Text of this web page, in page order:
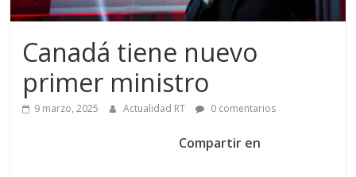
Canadá tiene nuevo
primer ministro
9 marzo, 2025 Actualidad RT 0 comentarios
Compartir en